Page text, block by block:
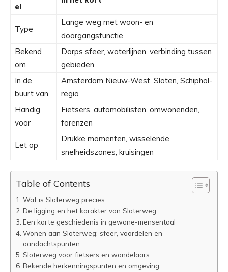
el
Type
Lange weg met woon- en
doorgangsfunctie
Bekend
om
Dorps sfeer, waterlijnen, verbinding tussen
gebieden
In de
buurt van
Amsterdam Nieuw-West, Sloten, Schiphol-
regio
Handig
voor
Fietsers, automobilisten, omwonenden,
forenzen
Let op
Drukke momenten, wisselende
snelheidszones, kruisingen
Table of Contents
Wat is Sloterweg precies
De ligging en het karakter van Sloterweg
Een korte geschiedenis in gewone-mensentaal
Wonen aan Sloterweg: sfeer, voordelen en
aandachtspunten
Sloterweg voor fietsers en wandelaars
Bekende herkenningspunten en omgeving